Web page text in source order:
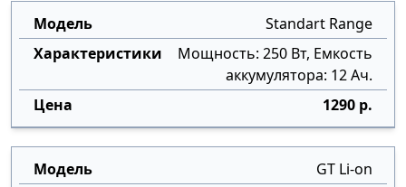
Standart Range
Мощность: 250 Вт, Емкость
аккумулятора: 12 Ач.
1290 р.
GT Li-on